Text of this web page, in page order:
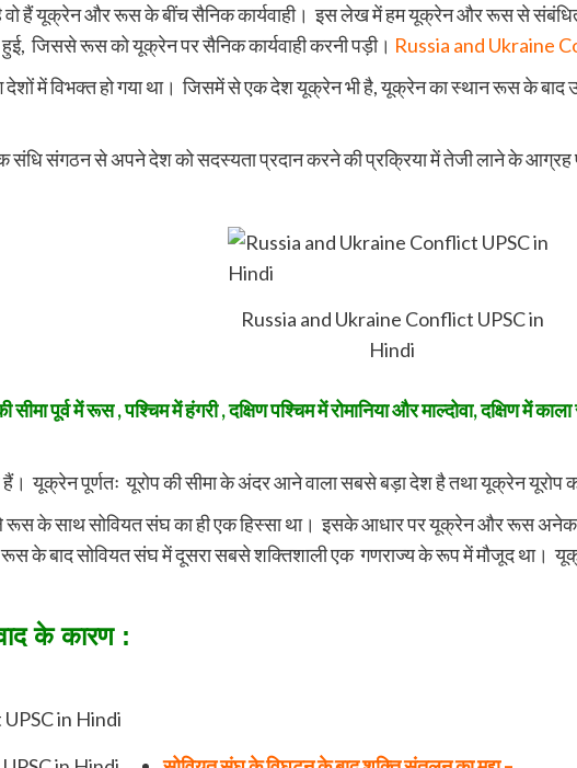
वो हैं यूक्रेन और रूस के बींच सैनिक कार्यवाही। इस लेख में हम यूक्रेन और रूस से
जिससे रूस को यूक्रेन पर सैनिक कार्यवाही करनी पड़ी। Russia and Ukraine
में विभक्त हो गया था। जिसमें से एक देश यूक्रेन भी है, यूक्रेन का स्थान रूस के बाद
संधि संगठन से अपने देश को सदस्यता प्रदान करने की प्रक्रिया में तेजी लाने के
Russia and Ukraine Conflict UPSC in
Hindi
सीमा पूर्व में रूस , पश्चिम में हंगरी , दक्षिण पश्चिम में रोमानिया और माल्दोवा, दक्षिण में
यूक्रेन पूर्णतः यूरोप की सीमा के अंदर आने वाला सबसे बड़ा देश है तथा यूक्रेन यूरोप
के साथ सोवियत संघ का ही एक हिस्सा था। इसके आधार पर यूक्रेन और रूस अनेक
के बाद सोवियत संघ में दूसरा सबसे शक्तिशाली एक गणराज्य के रूप में मौजूद था।
के कारण :